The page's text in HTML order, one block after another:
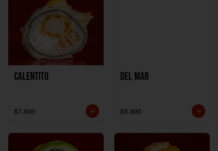
Calentito
$7.690
Del Mar
$8.990